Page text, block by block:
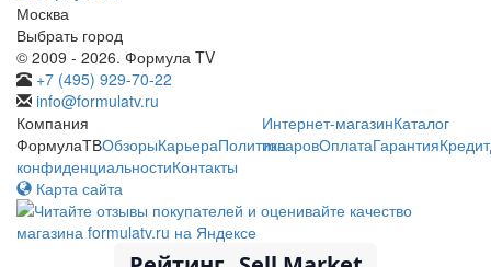
Москва
Выбрать город
© 2009 - 2026. Формула TV
+7 (495) 929-70-22
info@formulatv.ru
Компания
ФормулаТВОбзорыКарьераПолитика
конфиденциальностиКонтакты
Интернет-магазинКаталог
товаровОплатаГарантияКредит
Карта сайта